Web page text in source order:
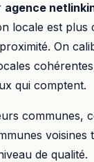
agence
locale est plus
On
qui comptent.
communes,
voisines
de qualité.